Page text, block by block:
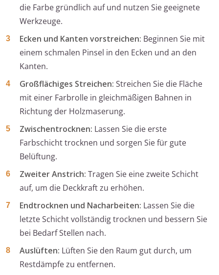
die Farbe gründlich auf und nutzen Sie geeignete
Werkzeuge.
Ecken und Kanten vorstreichen: Beginnen Sie mit
einem schmalen Pinsel in den Ecken und an den
Kanten.
Großflächiges Streichen: Streichen Sie die Fläche
mit einer Farbrolle in gleichmäßigen Bahnen in
Richtung der Holzmaserung.
Zwischentrocknen: Lassen Sie die erste
Farbschicht trocknen und sorgen Sie für gute
Belüftung.
Zweiter Anstrich: Tragen Sie eine zweite Schicht
auf, um die Deckkraft zu erhöhen.
Endtrocknen und Nacharbeiten: Lassen Sie die
letzte Schicht vollständig trocknen und bessern Sie
bei Bedarf Stellen nach.
Auslüften: Lüften Sie den Raum gut durch, um
Restdämpfe zu entfernen.